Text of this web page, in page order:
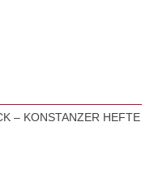
– KONSTANZER HEFTE